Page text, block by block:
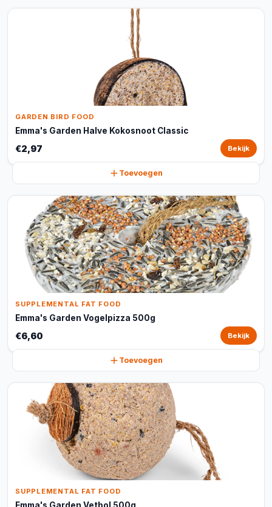
GARDEN BIRD FOOD
Emma's Garden Halve Kokosnoot Classic
€2,97 Bekijk
Toevoegen
SUPPLEMENTAL FAT FOOD
Emma's Garden Vogelpizza 500g
€6,60 Bekijk
Toevoegen
SUPPLEMENTAL FAT FOOD